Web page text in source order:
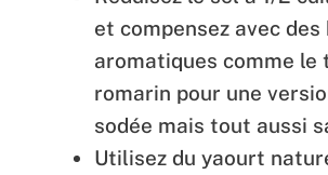
et compensez avec des
aromatiques comme le
romarin pour une
sodée mais tout aussi
Utilisez du yaourt